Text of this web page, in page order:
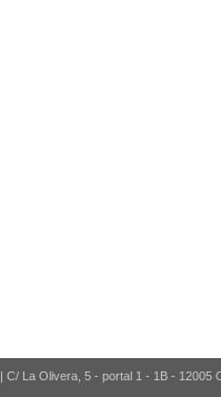
La Olivera, 5 - portal 1 - 1B - 12005